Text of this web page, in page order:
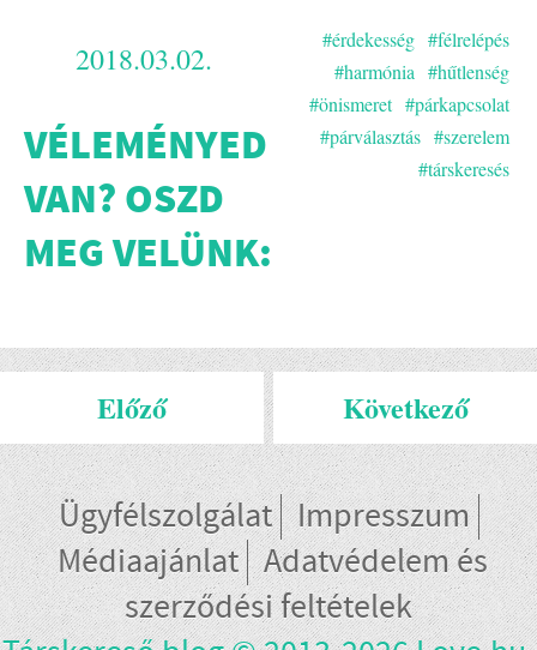
2018.03.02.
#érdekesség #félrelépés
#harmónia #hűtlenség
#önismeret #párkapcsolat
#párválasztás #szerelem
#társkeresés
VÉLEMÉNYED
VAN? OSZD
MEG VELÜNK:
Előző Következő
Ügyfélszolgálat Impresszum
Médiaajánlat Adatvédelem és
szerződési feltételek